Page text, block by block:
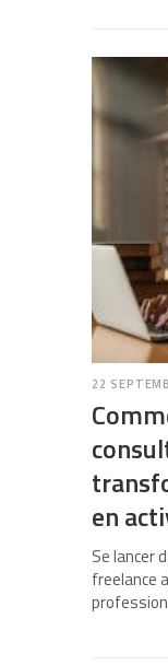
22
en
Se lancer
freelance